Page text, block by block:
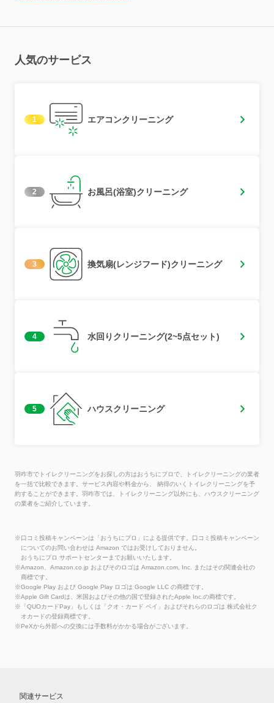
人気のサービス
1 エアコンクリーニング
2 お風呂(浴室)クリーニング
3 換気扇(レンジフード)クリーニング
4 水回りクリーニング(2~5点セット)
5 ハウスクリーニング
羽咋市でトイレクリーニングをお探しの方はおうちにプロで、トイレクリーニングの業者
を一括で比較できます。サービス内容や料金から、 納得のいくトイレクリーニングを予
約することができます。羽咋市では、トイレクリーニング以外にも、ハウスクリーニング
の業者をご紹介しています。
※口コミ投稿キャンペーンは「おうちにプロ」による提供です。口コミ投稿キャンペーン
についてのお問い合わせは Amazon ではお受けしておりません。
おうちにプロ サポートセンターまでお願いいたします。
※Amazon、Amazon.co.jp およびそのロゴは Amazon.com, Inc. またはその関連会社の
商標です。
※Google Play および Google Play ロゴは Google LLC の商標です。
※Apple Gift Cardは、米国およびその他の国で登録されたApple Inc.の商標です。
※「QUOカードPay」もしくは「クオ・カード ペイ」およびそれらのロゴは 株式会社ク
オカードの登録商標です。
※PeXから外部への交換には手数料がかかる場合がございます。
関連サービス